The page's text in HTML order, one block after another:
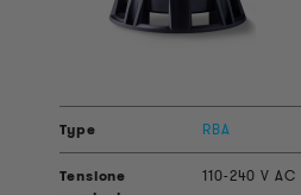
RBA
110-240 V AC